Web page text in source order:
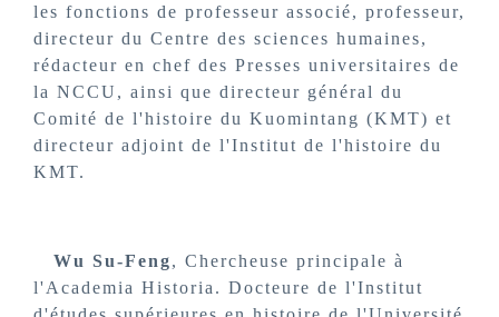
les fonctions de professeur associé, professeur,
directeur du Centre des sciences humaines,
rédacteur en chef des Presses universitaires de
la NCCU, ainsi que directeur général du
Comité de l'histoire du Kuomintang (KMT) et
directeur adjoint de l'Institut de l'histoire du
KMT.
Wu Su-Feng, Chercheuse principale à
l'Academia Historia. Docteure de l'Institut